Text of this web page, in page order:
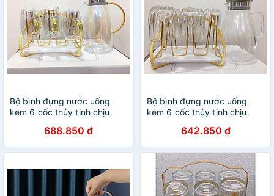
Bộ bình đựng nước uống
kèm 6 cốc thủy tinh chịu
c kèm giá úp cốc
688.850 đ
Bộ bình đựng nước uống
kèm 6 cốc thủy tinh chịu
c kèm giá úp cốc
642.850 đ